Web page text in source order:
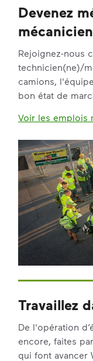
Devenez
Rejoignez-nous
technicien(ne)/
camions,
bon état de
Voir les emplois
Travaillez
De l'opération
encore, faites
qui font avancer